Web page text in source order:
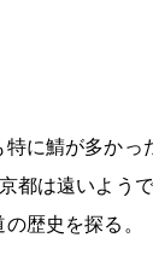
に鯖が多かっ
都は遠いよう
歴史を探る。